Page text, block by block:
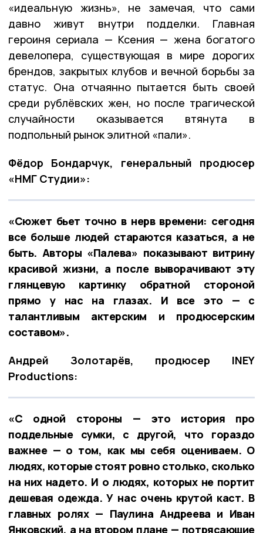
«идеальную жизнь», не замечая, что сами
давно живут внутри подделки. Главная
героиня сериала — Ксения — жена богатого
девелопера, существующая в мире дорогих
брендов, закрытых клубов и вечной борьбы за
статус. Она отчаянно пытается быть своей
среди рублёвских жен, но после трагической
случайности оказывается втянута в
подпольный рынок элитной «пали».
Фёдор Бондарчук, генеральный продюсер
«НМГ Студии»:
«Сюжет бьет точно в нерв времени: сегодня
все больше людей стараются казаться, а не
быть. Авторы «Палева» показывают витрину
красивой жизни, а после выворачивают эту
глянцевую картинку обратной стороной
прямо у нас на глазах. И все это — с
талантливым актерским и продюсерским
составом».
Андрей Золотарёв, продюсер INEY
Productions:
«С одной стороны — это история про
поддельные сумки, с другой, что гораздо
важнее — о том, как мы себя оцениваем. О
людях, которые стоят ровно столько, сколько
на них надето. И о людях, которых не портит
дешевая одежда. У нас очень крутой каст. В
главных ролях — Паулина Андреева и Иван
Янковский, а на втором плане — потрясающие